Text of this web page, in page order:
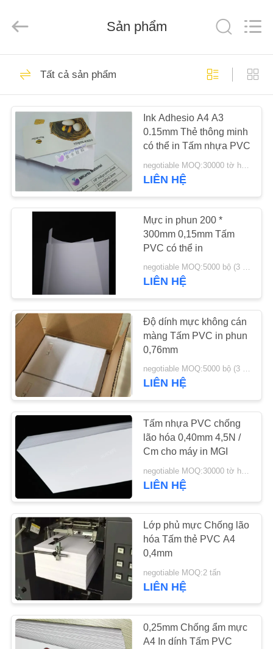
NHÀ
SẢN
PHẨM
VIDEO
VỀ
CHUYẾN
THAM
QUAN
MÁY
KIỂM
SOÁT
CHẤT
LƯỢNG
LIÊN
HỆ
VỚI
CHÚNG
TÔI
TIN
TỨC
MKarte
Material
Reserved.
Chất liệu thẻ thông
minh
Chất liệu thẻ PVC
70
Tấm in phun PVC
52
In PVC kỹ thuật số
Lớp phủ PVC
Sản phẩm
Tất cả sản phẩm
Ink Adhesio A4 A3
0.15mm Thẻ thông minh
có thể in Tấm nhựa PVC
negotiable MOQ:30000 tờ hoặc 2 tấn
LIÊN HỆ
Mực in phun 200 *
300mm 0,15mm Tấm
PVC có thể in
negotiable MOQ:5000 bộ (3 tờ mỗi tờ)
LIÊN HỆ
Độ dính mực không cán
màng Tấm PVC in phun
0,76mm
negotiable MOQ:5000 bộ (3 tờ mỗi bộ)
LIÊN HỆ
Tấm nhựa PVC chống
lão hóa 0,40mm 4,5N /
Cm cho máy in MGI
LIÊN HỆ
Lớp phủ mực Chống lão
hóa Tấm thẻ PVC A4
0,4mm
negotiable MOQ:2 tấn
LIÊN HỆ
0,25mm Chống ẩm mực
A4 In dính Tấm PVC